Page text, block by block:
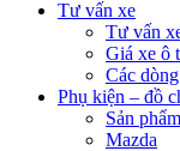
Tư vấn xe
Tư vấn
Giá xe ô
Các
Phụ kiện – đồ
Sản
Mazda